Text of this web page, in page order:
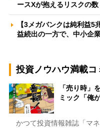
ースXが抱えるリスクの
【3メガバンクは純利益
益続出の一方で、中小企
投資ノウハウ満載コ
「売り時」
ミック「俺
かつて投資情報雑誌「マ